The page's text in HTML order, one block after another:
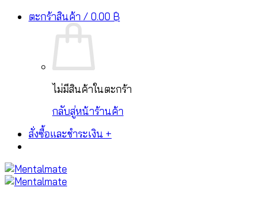
Skip
ตะกร้าสินค้า / 0.00 ฿
ไม่มีสินค้าในตะกร้า
กลับสู่หน้าร้านค้า
สั่งซื้อและชำระเงิน +
ระบบชำระเงินรองรับ PromptPay, บัตรเครดิต และ
ช่องทางอื่นๆ